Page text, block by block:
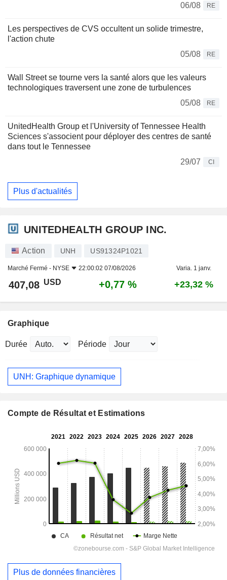
06/08
RE
Les perspectives de CVS occultent un solide trimestre,
l'action chute
05/08
RE
Wall Street se tourne vers la santé alors que les valeurs
technologiques traversent une zone de turbulences
05/08
RE
UnitedHealth Group et l'University of Tennessee Health
Sciences s'associent pour déployer des centres de santé
dans tout le Tennessee
29/07
CI
Plus d'actualités
UNITEDHEALTH GROUP INC.
Action UNH US91324P1021
Marché Fermé - NYSE 22:00:02 07/08/2026 Varia. 1 janv.
407,08 USD +0,77 % +23,32 %
Graphique
Durée Période
UNH: Graphique dynamique
Compte de Résultat et Estimations
Plus de données financières